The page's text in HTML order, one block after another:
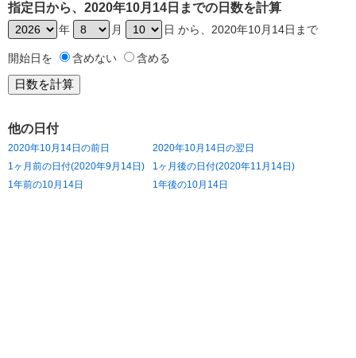
指定日から、2020年10月14日までの日数を計算
年 月 日 から、2020年10月14日まで
開始日を 含めない 含める
他の日付
2020年10月14日の前日
2020年10月14日の翌日
1ヶ月前の日付(2020年9月14日)
1ヶ月後の日付(2020年11月14日)
1年前の10月14日
1年後の10月14日